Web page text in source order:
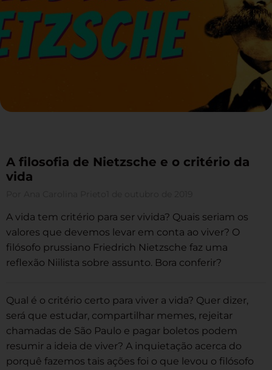
A filosofia de Nietzsche e o critério da
vida
A vida tem critério para ser vivida? Quais seriam os
valores que devemos levar em conta ao viver? O
filósofo prussiano Friedrich Nietzsche faz uma
reflexão Niilista sobre assunto. Bora conferir?
Qual é o critério certo para viver a vida? Quer dizer,
será que estudar, compartilhar memes, rejeitar
chamadas de São Paulo e pagar boletos podem
resumir a ideia de viver? A inquietação acerca do
porquê fazemos tais ações foi o que levou o filósofo